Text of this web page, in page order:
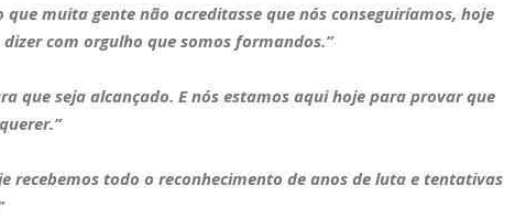
que muita gente não acreditasse que nós conseguiríamos, hoje
com orgulho que somos formandos.”
que seja alcançado. E nós estamos aqui hoje para provar que
recebemos todo o reconhecimento de anos de luta e tentativas